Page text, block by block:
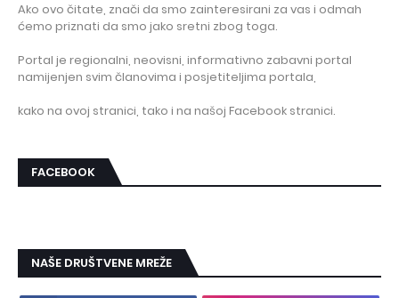
Ako ovo čitate, znači da smo zainteresirani za vas i odmah
ćemo priznati da smo jako sretni zbog toga.
Portal je regionalni, neovisni, informativno zabavni portal
namijenjen svim članovima i posjetiteljima portala,
kako na ovoj stranici, tako i na našoj Facebook stranici.
FACEBOOK
NAŠE DRUŠTVENE MREŽE